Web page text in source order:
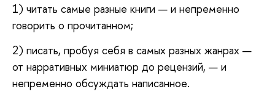
1) читать самые разные книги — и непременно
говорить о прочитанном;
2) писать, пробуя себя в самых разных жанрах —
от нарративных миниатюр до рецензий, — и
непременно обсуждать написанное.